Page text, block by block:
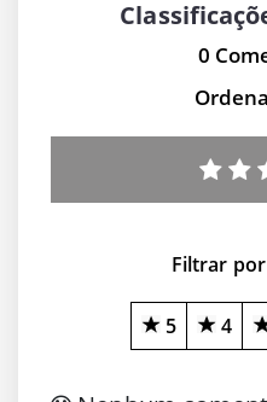
0
Filtrar
5 4